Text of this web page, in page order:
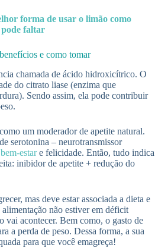
forma de usar o limão como
faltar
e como tomar
chamada de ácido hidroxicítrico. O
do citrato liase (enzima que
Sendo assim, ela pode contribuir
um moderador de apetite natural.
serotonina – neurotransmissor
bem-estare felicidade. Então, tudo indica
inibidor de apetite + redução do
mas deve estar associada a dieta e
não estiver em déficit
vai acontecer. Bem como, o gasto de
a perda de peso. Dessa forma, a sua
para que você emagreça!